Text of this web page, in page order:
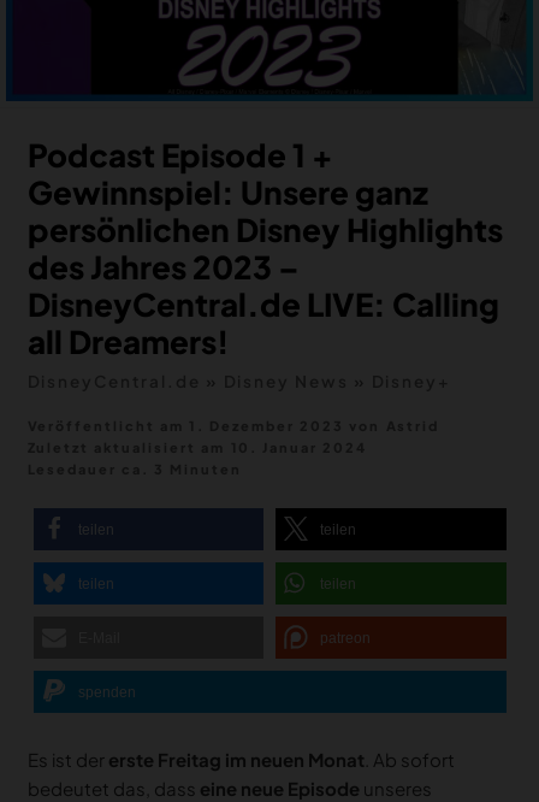
MEIN HQ
50
Podcast Episode 1 +
Gewinnspiel: Unsere ganz
persönlichen Disney Highlights
des Jahres 2023 –
DisneyCentral.de LIVE: Calling
all Dreamers!
teilen teilen
teilen teilen
patreon
spenden
Es ist der erste Freitag im neuen Monat . Ab sofort
bedeutet das, dass eine neue Episode unseres